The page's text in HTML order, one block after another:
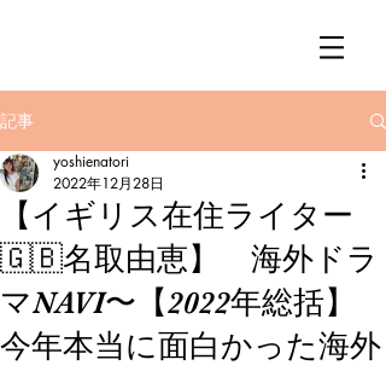
記事
【イギリス在住ライター
🇬🇧名取由恵】 海外ドラ
マNAVI〜【2022年総括】
今年本当に面白かった海外
yoshienatori
2022年12月28日